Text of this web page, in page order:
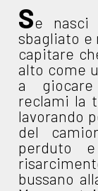
Se nasci
sbagliato e
capitare
alto come
a
reclami la
lavorando
del
perduto
bussano